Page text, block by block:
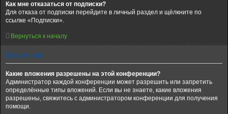
Как мне отказаться от подписки?
Для отказа от подписки перейдите в личный раздел и щёлкните по
ссылке «Подписки».
Вернуться к началу
Вложения
Какие вложения разрешены на этой конференции?
Администратор каждой конференции может разрешить или запретить
определённые типы вложений. Если вы не знаете, какие вложения
разрешены, свяжитесь с администратором конференции для получения
помощи.